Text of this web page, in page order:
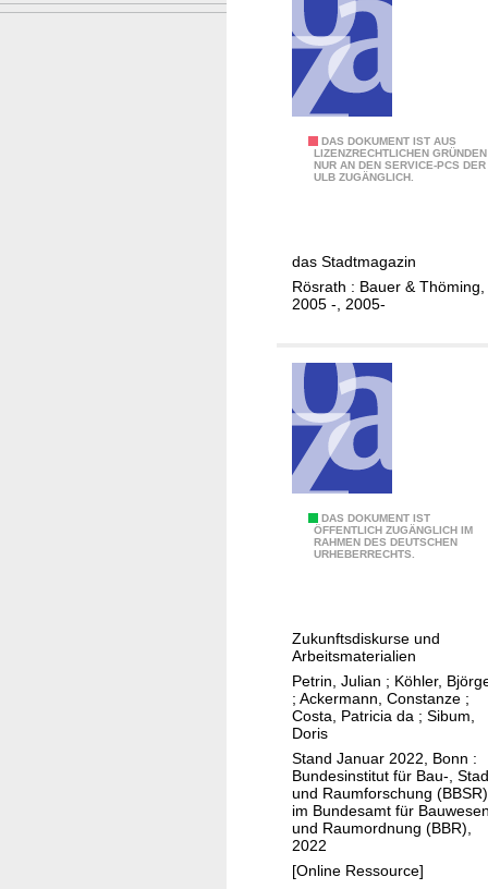
DAS DOKUMENT IST AUS
LIZENZRECHTLICHEN GRÜNDEN
NUR AN DEN SERVICE-PCS DER
ULB ZUGÄNGLICH.
t
h
b
n
das Stadtmagazin
Rösrath : Bauer & Thöming,
2005 -, 2005-
DAS DOKUMENT IST
ÖFFENTLICH ZUGÄNGLICH IM
RAHMEN DES DEUTSCHEN
URHEBERRECHTS.
a
d
t
v
o
n
ü
b
e
r
Zukunftsdiskurse und
Arbeitsmaterialien
Petrin, Julian ; Köhler,
; Ackermann, Constanze ;
Costa, Patricia da ; Sibum,
Doris
Stand Januar 2022, Bonn :
Bundesinstitut für Bau-,
und Raumforschung (BBSR)
im Bundesamt für
und Raumordnung (BBR),
2022
[Online Ressource]